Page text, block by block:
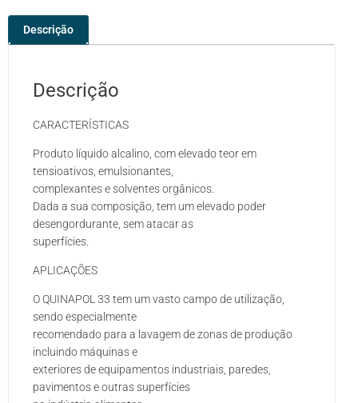
Descrição
Descrição
CARACTERÍSTICAS
Produto líquido alcalino, com elevado teor em
tensioativos, emulsionantes,
complexantes e solventes orgânicos.
Dada a sua composição, tem um elevado poder
desengordurante, sem atacar as
superfícies.
APLICAÇÕES
O QUINAPOL 33 tem um vasto campo de utilização,
sendo especialmente
recomendado para a lavagem de zonas de produção
incluindo máquinas e
exteriores de equipamentos industriais, paredes,
pavimentos e outras superfícies